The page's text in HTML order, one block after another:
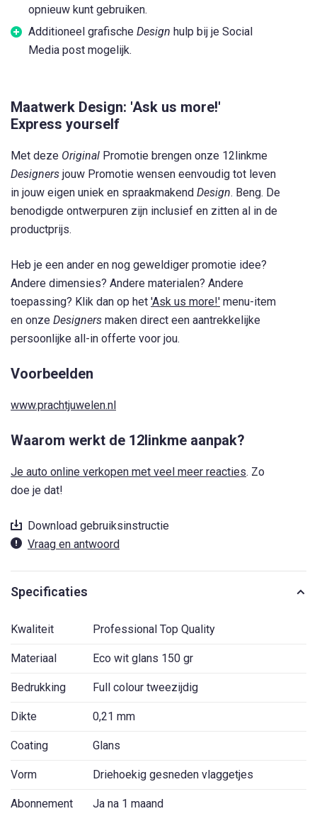
opnieuw kunt gebruiken.
Additioneel grafische Design hulp bij je Social
Media post mogelijk.
Maatwerk Design: 'Ask us more!'
Express yourself
Met deze Original Promotie brengen onze 12linkme
Designers jouw Promotie wensen eenvoudig tot leven
in jouw eigen uniek en spraakmakend Design. Beng. De
benodigde ontwerpuren zijn inclusief en zitten al in de
productprijs.
Heb je een ander en nog geweldiger promotie idee?
Andere dimensies? Andere materialen? Andere
toepassing? Klik dan op het 'Ask us more!' menu-item
en onze Designers maken direct een aantrekkelijke
persoonlijke all-in offerte voor jou.
Voorbeelden
www.prachtjuwelen.nl
Waarom werkt de 12linkme aanpak?
Je auto online verkopen met veel meer reacties. Zo
doe je dat!
Download gebruiksinstructie
Vraag en antwoord
Specificaties
Kwaliteit Professional Top Quality
Materiaal Eco wit glans 150 gr
Bedrukking Full colour tweezijdig
Dikte 0,21 mm
Coating Glans
Vorm Driehoekig gesneden vlaggetjes
Abonnement Ja na 1 maand